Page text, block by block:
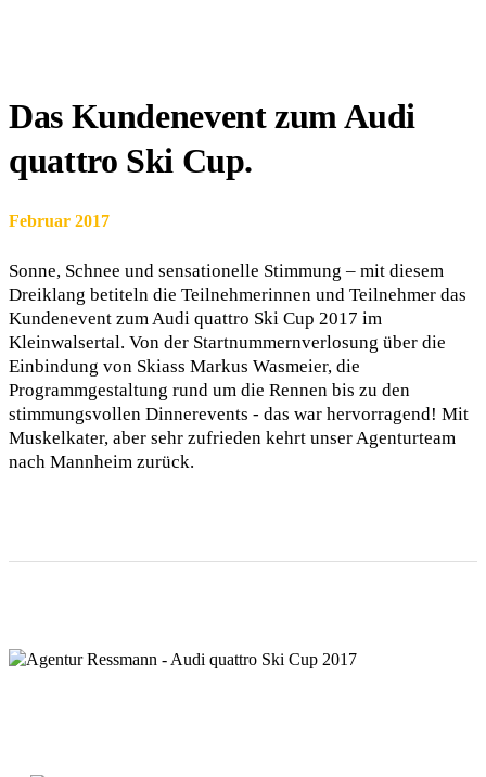
Das Kundenevent zum Audi
quattro Ski Cup.
Februar 2017
Sonne, Schnee und sensationelle Stimmung – mit diesem
Dreiklang betiteln die Teilnehmerinnen und Teilnehmer das
Kundenevent zum Audi quattro Ski Cup 2017 im
Kleinwalsertal. Von der Startnummernverlosung über die
Einbindung von Skiass Markus Wasmeier, die
Programmgestaltung rund um die Rennen bis zu den
stimmungsvollen Dinnerevents - das war hervorragend! Mit
Muskelkater, aber sehr zufrieden kehrt unser Agenturteam
nach Mannheim zurück.